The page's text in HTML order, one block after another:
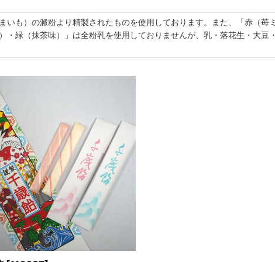
も）の澱粉より精製されたものを使用しております。また、「赤（苺
緑（抹茶味）」は全粉乳を使用しておりませんが、乳・落花生・大豆